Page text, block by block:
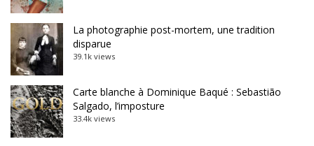
La photographie post-mortem, une tradition
disparue
39.1k views
Carte blanche à Dominique Baqué : Sebastião
Salgado, l’imposture
33.4k views